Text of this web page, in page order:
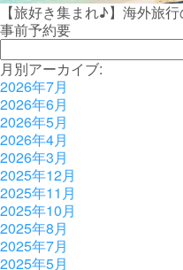
【旅好き集まれ♪】海外
事前予約要
検
索:
月別アーカイブ:
2026年7月
2026年6月
2026年5月
2026年4月
2026年3月
2025年12月
2025年11月
2025年10月
2025年8月
2025年7月
2025年5月